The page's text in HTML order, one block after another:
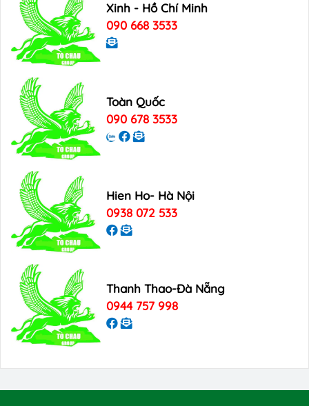
Xinh - Hồ Chí Minh
090 668 3533
Toàn Quốc
090 678 3533
Hien Ho- Hà Nội
0938 072 533
Thanh Thao-Đà Nẵng
0944 757 998